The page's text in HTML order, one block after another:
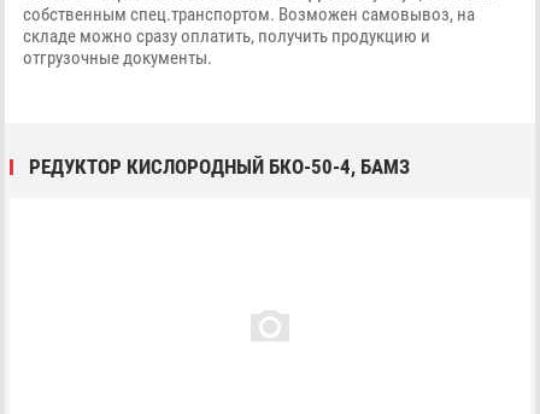
собственным спец.транспортом. Возможен самовывоз, на
складе можно сразу оплатить, получить продукцию и
отгрузочные документы.
РЕДУКТОР КИСЛОРОДНЫЙ БКО-50-4, БАМЗ